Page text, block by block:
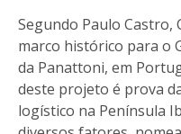
Segundo Paulo Castro,
marco histórico para o
da Panattoni, em
deste projeto é prova
logístico na Península